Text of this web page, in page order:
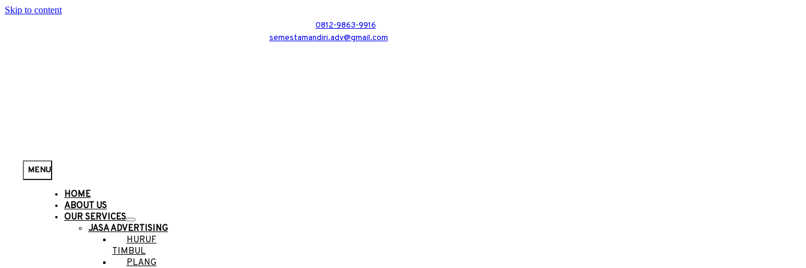
Skip to content
0812-9863-9916
semestamandiri.adv@gmail.com
MENU
HOME
ABOUT US
OUR SERVICES
JASA ADVERTISING
HURUF
TIMBUL
PLANG